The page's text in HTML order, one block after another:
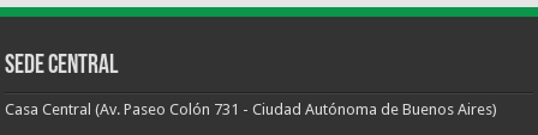
Sede Central
Casa Central (Av. Paseo Colón 731 - Ciudad Autónoma de Buenos Aires)